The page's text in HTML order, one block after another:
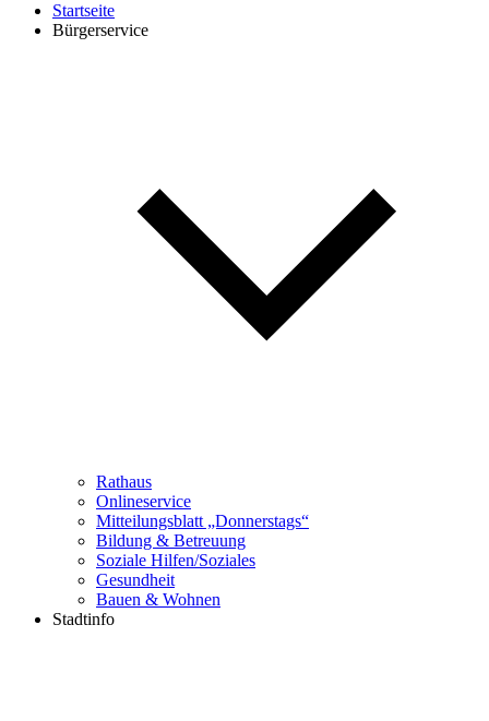
Startseite
Bürgerservice
Rathaus
Onlineservice
Mitteilungsblatt „Donnerstags“
Bildung & Betreuung
Soziale Hilfen/Soziales
Gesundheit
Bauen & Wohnen
Stadtinfo